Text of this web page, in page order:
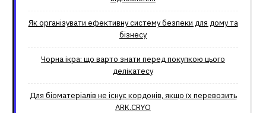
Як організувати ефективну систему безпеки для дому та
бізнесу
Чорна ікра: що варто знати перед покупкою цього
делікатесу
Для біоматеріалів не існує кордонів, якщо їх перевозить
ARK.CRYO